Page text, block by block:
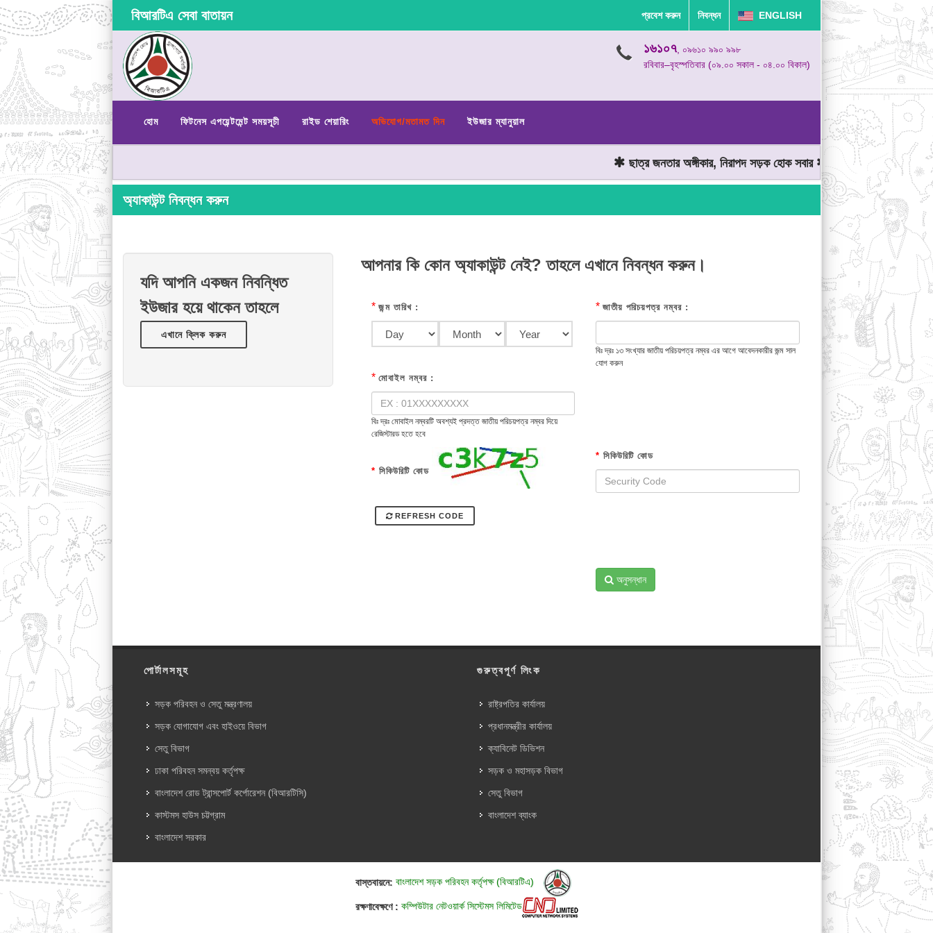
বিআরটিএ সেবা বাতায়ন প্রবেশ করুন নিবন্ধন ENGLISH
১৬১০৭, ০৯৬১০ ৯৯০ ৯৯৮
রবিবার–বৃহস্পতিবার (০৯.০০ সকাল - ০৪.০০ বিকাল)
হোম ফিটনেস এপয়েন্টমেন্ট সময়সূচী রাইড শেয়ারিং অভিযোগ/মতামত দিন ইউজার ম্যানুয়াল
ছাত্র জনতার অঙ্গীকার, নিরাপদ সড়ক হোক সবার মোটরযান চালানোর সময়
অ্যাকাউন্ট নিবন্ধন করুন
যদি আপনি একজন নিবন্ধিত
ইউজার হয়ে থাকেন তাহলে
এখানে ক্লিক করুন
আপনার কি কোন অ্যাকাউন্ট নেই? তাহলে এখানে নিবন্ধন করুন।
* জন্ম তারিখ : * জাতীয় পরিচয়পত্র নম্বর :
বিঃ দ্রঃ ১৩ সংখ্যার জাতীয় পরিচয়পত্র নম্বর এর আগে আবেদনকারীর জন্ম সাল
যোগ করুন
* মোবাইল নম্বর :
বিঃ দ্রঃ মোবাইল নম্বরটি অবশ্যই প্রদত্ত জাতীয় পরিচয়পত্র নম্বর দিয়ে
রেজিস্টারড হতে হবে
* সিকিউরিটি কোড
REFRESH CODE
* সিকিউরিটি কোড
অনুসন্ধান
পোর্টালসমূহ
সড়ক পরিবহন ও সেতু মন্ত্রণালয়
সড়ক যোগাযোগ এবং হাইওয়ে বিভাগ
সেতু বিভাগ
ঢাকা পরিবহন সমন্বয় কর্তৃপক্ষ
বাংলাদেশ রোড ট্রান্সপোর্ট কর্পোরেশন (বিআরটিসি)
কাস্টমস হাউস চট্টগ্রাম
বাংলাদেশ সরকার
গুরুত্বপূর্ণ লিংক
রাষ্ট্রপতির কার্যালয়
প্রধানমন্ত্রীর কার্যালয়
ক্যাবিনেট ডিভিশন
সড়ক ও মহাসড়ক বিভাগ
সেতু বিভাগ
বাংলাদেশ ব্যাংক
বাস্তবায়নে: বাংলাদেশ সড়ক পরিবহন কর্তৃপক্ষ (বিআরটিএ)
রক্ষণাবেক্ষণে : কম্পিউটার নেটওয়ার্ক সিস্টেমস লিমিটেড